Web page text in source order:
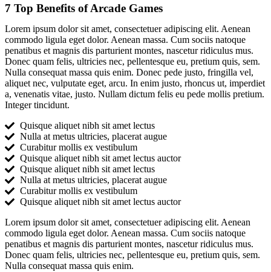
7 Top Benefits of Arcade Games
Lorem ipsum dolor sit amet, consectetuer adipiscing elit. Aenean
commodo ligula eget dolor. Aenean massa. Cum sociis natoque
penatibus et magnis dis parturient montes, nascetur ridiculus mus.
Donec quam felis, ultricies nec, pellentesque eu, pretium quis, sem.
Nulla consequat massa quis enim. Donec pede justo, fringilla vel,
aliquet nec, vulputate eget, arcu. In enim justo, rhoncus ut, imperdiet
a, venenatis vitae, justo. Nullam dictum felis eu pede mollis pretium.
Integer tincidunt.
Quisque aliquet nibh sit amet lectus
Nulla at metus ultricies, placerat augue
Curabitur mollis ex vestibulum
Quisque aliquet nibh sit amet lectus auctor
Quisque aliquet nibh sit amet lectus
Nulla at metus ultricies, placerat augue
Curabitur mollis ex vestibulum
Quisque aliquet nibh sit amet lectus auctor
Lorem ipsum dolor sit amet, consectetuer adipiscing elit. Aenean
commodo ligula eget dolor. Aenean massa. Cum sociis natoque
penatibus et magnis dis parturient montes, nascetur ridiculus mus.
Donec quam felis, ultricies nec, pellentesque eu, pretium quis, sem.
Nulla consequat massa quis enim.